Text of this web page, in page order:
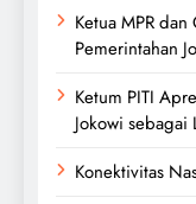
Ketua MPR
Pemerintahan
Ketum PITI
Jokowi sebagai
Konektivitas